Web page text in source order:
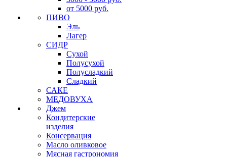
от 5000 руб.
ПИВО
Эль
Лагер
СИДР
Сухой
Полусухой
Полусладкий
Сладкий
САКЕ
МЕДОВУХА
Джем
Кондитерские
изделия
Консервация
Масло оливковое
Мясная гастрономия